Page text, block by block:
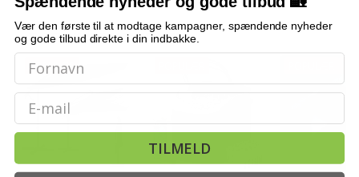
OFTE KØBT SAMMEN MED
POPULÆR
Vær den første til at modtage kampagner, spændende nyheder
og gode tilbud direkte i din indbakke.
Email
TILMELD